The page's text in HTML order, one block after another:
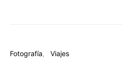
Fotografía Viajes